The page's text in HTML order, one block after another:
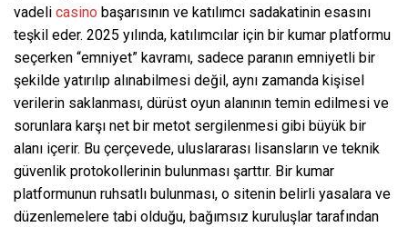
vadeli casino başarısının ve katılımcı sadakatinin esasını
teşkil eder. 2025 yılında, katılımcılar için bir kumar platformu
seçerken “emniyet” kavramı, sadece paranın emniyetli bir
şekilde yatırılıp alınabilmesi değil, aynı zamanda kişisel
verilerin saklanması, dürüst oyun alanının temin edilmesi ve
sorunlara karşı net bir metot sergilenmesi gibi büyük bir
alanı içerir. Bu çerçevede, uluslararası lisansların ve teknik
güvenlik protokollerinin bulunması şarttır. Bir kumar
platformunun ruhsatlı bulunması, o sitenin belirli yasalara ve
düzenlemelere tabi olduğu, bağımsız kuruluşlar tarafından